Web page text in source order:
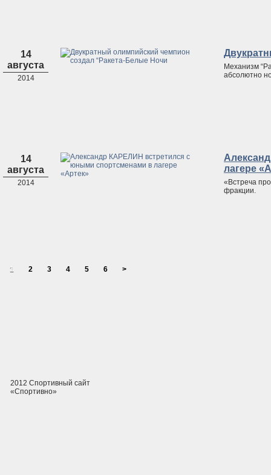
14
августа
2014
Механизм
абсолютно
14
августа
2014
лагере
«Встреча
фракции.
1 2 3 4 5 6 >
2012 Спортивный сайт
«Спортивно»